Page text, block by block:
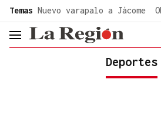
Temas Nuevo varapalo a Jácome
header.menu.open
Deportes